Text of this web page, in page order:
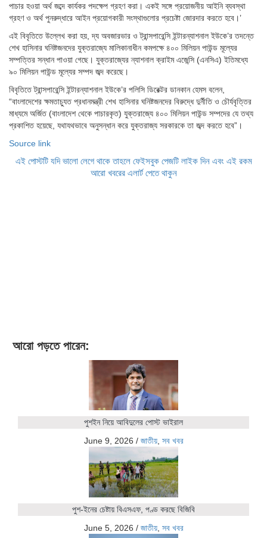
পাচার হওয়া অর্থ জব্দে কার্যকর পদক্ষেপ গ্রহণ করা। একই সঙ্গে প্রয়োজনীয় আইনি ব্যবস্থা
গ্রহণ ও অর্থ পুনরুদ্ধারে আইন প্রয়োগকারী সংস্থাগুলোর প্রচেষ্টা জোরদার করতে হবে।’
এই বিবৃতিতে উল্লেখ করা হয়, দ্য অবজারভার ও ট্রান্সপারেন্সি ইন্টারন্যাশনাল ইউকে’র তদন্তে
শেখ হাসিনার ঘনিষ্টজনদের যুক্তরাজ্যে মালিকানাধীন কমপক্ষে ৪০০ মিলিয়ন পাউন্ড মূল্যের
সম্পত্তির সন্ধান পাওয়া গেছে। যুক্তরাজ্যের ন্যাশনাল ক্রাইম এজেন্সি (এনসিএ) ইতিমধ্যে
৯০ মিলিয়ন পাউন্ড মূল্যের সম্পদ জব্দ করেছে।
বিবৃতিতে ট্রান্সপারেন্সি ইন্টারন্যাশনাল ইউকে’র পলিসি ডিরেক্টর ডানকান হেমস বলেন,
“বাংলাদেশের ক্ষমতাচ্যুত প্রধানমন্ত্রী শেখ হাসিনার ঘনিষ্টজনদের বিরুদ্ধে দুর্নীতি ও চৌর্যবৃত্তির
মাধ্যমে অর্জিত (বাংলাদেশ থেকে পাচারকৃত) যুক্তরাজ্যে ৪০০ মিলিয়ন পাউন্ড সম্পদের যে তথ্য
প্রকাশিত হয়েছে, যথাযথভাবে অনুসন্ধান করে যুক্তরাজ্য সরকারকে তা জব্দ করতে হবে”।
Source link
এই পোস্টটি যদি ভালো লেগে থাকে তাহলে ফেইসবুক পেজটি লাইক দিন এবং এই রকম
আরো খবরের এলার্ট পেতে থাকুন
আরো পড়তে পারেন:
পুশইন নিয়ে আবিদুলের পোস্ট ভাইরাল
June 9, 2026 / জাতীয়, সব খবর
পুশ-ইনের চেষ্টায় বিএসএফ, পণ্ড করছে বিজিবি
June 5, 2026 / জাতীয়, সব খবর